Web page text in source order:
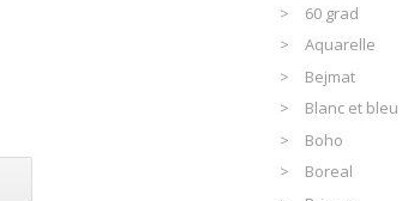
60 grad
Aquarelle
Bejmat
Blanc et bleu
Boho
Boreal